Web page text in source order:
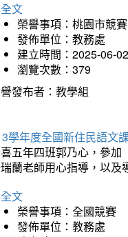
文
榮譽事項：桃園市競賽
發佈單位：教務處
建立時間：2025-06-02
瀏覽次數：379
發布者：教學組
學年度全國新住民語文
五年四班郭乃心，參加
蘭老師用心指導，以及
文
榮譽事項：全國競賽
發佈單位：教務處